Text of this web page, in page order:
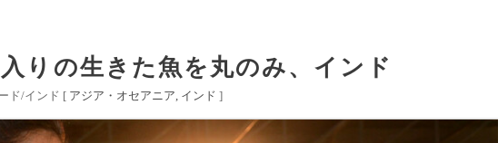
りの生きた魚を丸のみ、インド
ド/インド [ アジア・オセアニア インド ]